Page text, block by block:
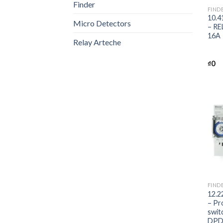
Finder
Micro Detectors
Relay Arteche
–
16A
₫0
–